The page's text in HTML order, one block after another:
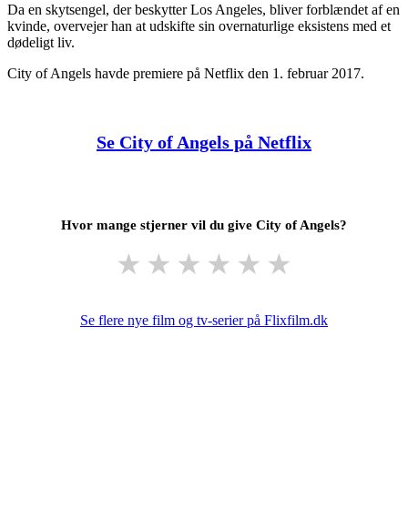
Da en skytsengel, der beskytter Los Angeles, bliver forblændet af en
kvinde, overvejer han at udskifte sin overnaturlige eksistens med et
dødeligt liv.
City of Angels havde premiere på Netflix den 1. februar 2017.
Se City of Angels på Netflix
Hvor mange stjerner vil du give City of Angels?
★ ★ ★ ★ ★ ★
Se flere nye film og tv-serier på Flixfilm.dk